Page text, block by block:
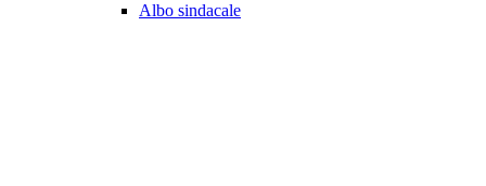
Albo sindacale